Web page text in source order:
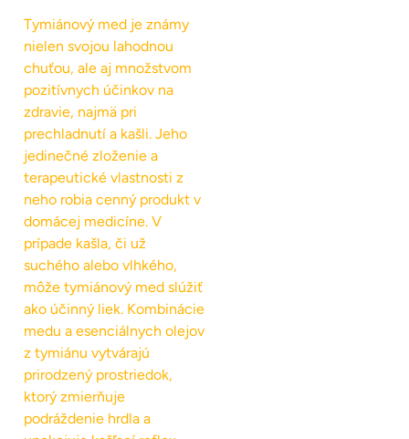
Tymiánový med je známy
nielen svojou lahodnou
chuťou, ale aj množstvom
pozitívnych účinkov na
zdravie, najmä pri
prechladnutí a kašli. Jeho
jedinečné zloženie a
terapeutické vlastnosti z
neho robia cenný produkt v
domácej medicíne. V
prípade kašla, či už
suchého alebo vlhkého,
môže tymiánový med slúžiť
ako účinný liek. Kombinácie
medu a esenciálnych olejov
z tymiánu vytvárajú
prirodzený prostriedok,
ktorý zmierňuje
podráždenie hrdla a